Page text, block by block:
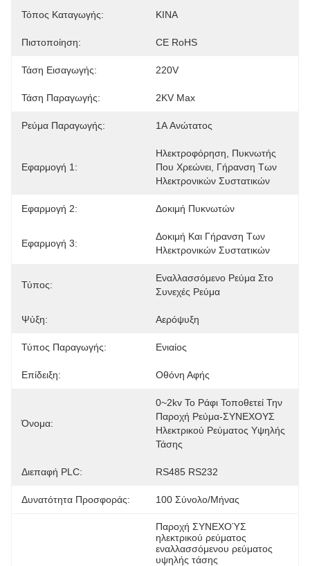
Τόπος Καταγωγής: ΚΙΝΑ
Πιστοποίηση: CE RoHS
Τάση Εισαγωγής: 220V
Τάση Παραγωγής: 2KV Max
Ρεύμα Παραγωγής: 1A Ανώτατος
Εφαρμογή 1:
Ηλεκτροφόρηση, Πυκνωτής
Που Χρεώνει, Γήρανση Των
Ηλεκτρονικών Συστατικών
Εφαρμογή 2: Δοκιμή Πυκνωτών
Εφαρμογή 3:
Δοκιμή Και Γήρανση Των
Ηλεκτρονικών Συστατικών
Τύπος:
Εναλλασσόμενο Ρεύμα Στο
Συνεχές Ρεύμα
Ψύξη: Αερόψυξη
Τύπος Παραγωγής: Ενιαίος
Επίδειξη: Οθόνη Αφής
Όνομα:
0~2kv Το Ράφι Τοποθετεί Την
Παροχή Ρεύμα-ΣΥΝΕΧΟΥΣ
Ηλεκτρικού Ρεύματος Υψηλής
Τάσης
Διεπαφή PLC: RS485 RS232
Δυνατότητα Προσφοράς: 100 Σύνολο/μήνας
Παροχή ΣΥΝΕΧΟΎΣ
ηλεκτρικού ρεύματος
εναλλασσόμενου ρεύματος
υψηλής τάσης